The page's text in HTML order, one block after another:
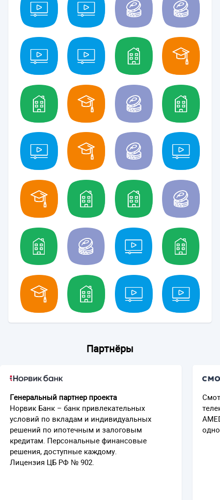
Партнёры
Генеральный партнер проекта
Норвик Банк – банк привлекательных
условий по вкладам и индивидуальных
решений по ипотечным и залоговым
кредитам. Персональные финансовые
решения, доступные каждому.
Лицензия ЦБ РФ № 902.